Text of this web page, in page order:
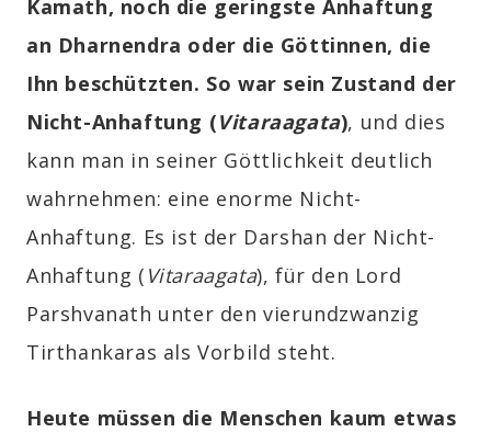
Kamath, noch die geringste Anhaftung
an Dharnendra oder die Göttinnen, die
Ihn beschützten. So war sein Zustand der
Nicht-Anhaftung (Vitaraagata), und dies
kann man in seiner Göttlichkeit deutlich
wahrnehmen: eine enorme Nicht-
Anhaftung. Es ist der Darshan der Nicht-
Anhaftung ( Vitaraagata),für den Lord
Parshvanath unter den vierundzwanzig
Tirthankaras als Vorbild steht.
Heute müssen die Menschen kaum etwas